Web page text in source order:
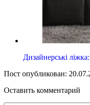
Дизайнерські
Пост опубликован:
Оставить комментарий